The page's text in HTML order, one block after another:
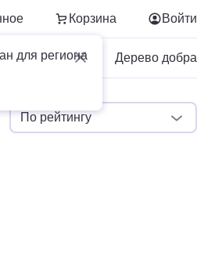
Корзина
для региона
Войти
Для бизнеса Дерево добра
По рейтингу